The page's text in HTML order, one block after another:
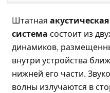
Штатная акустическая
система состоит из
динамиков,
внутри устройства
нижней его части.
волны излучаются в